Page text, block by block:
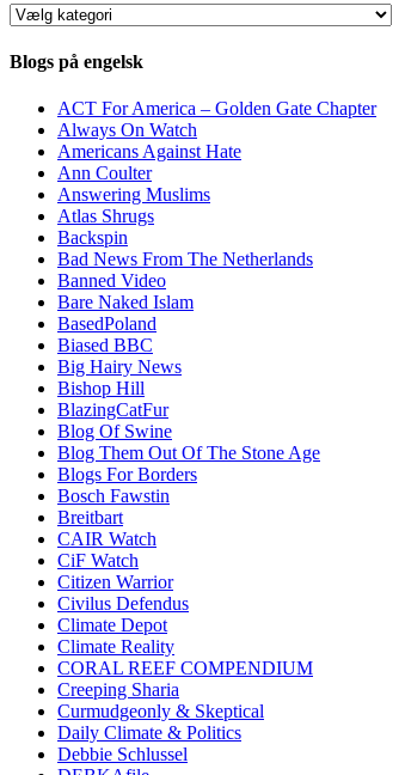
Kategorier
Blogs på engelsk
ACT For America – Golden Gate Chapter
Always On Watch
Americans Against Hate
Ann Coulter
Answering Muslims
Atlas Shrugs
Backspin
Bad News From The Netherlands
Banned Video
Bare Naked Islam
BasedPoland
Biased BBC
Big Hairy News
Bishop Hill
BlazingCatFur
Blog Of Swine
Blog Them Out Of The Stone Age
Blogs For Borders
Bosch Fawstin
Breitbart
CAIR Watch
CiF Watch
Citizen Warrior
Civilus Defendus
Climate Depot
Climate Reality
CORAL REEF COMPENDIUM
Creeping Sharia
Curmudgeonly & Skeptical
Daily Climate & Politics
Debbie Schlussel